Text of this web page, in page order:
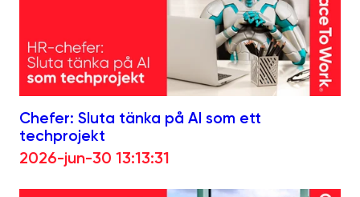
Chefer: Sluta tänka på AI som ett
techprojekt
2026-jun-30 13:13:31